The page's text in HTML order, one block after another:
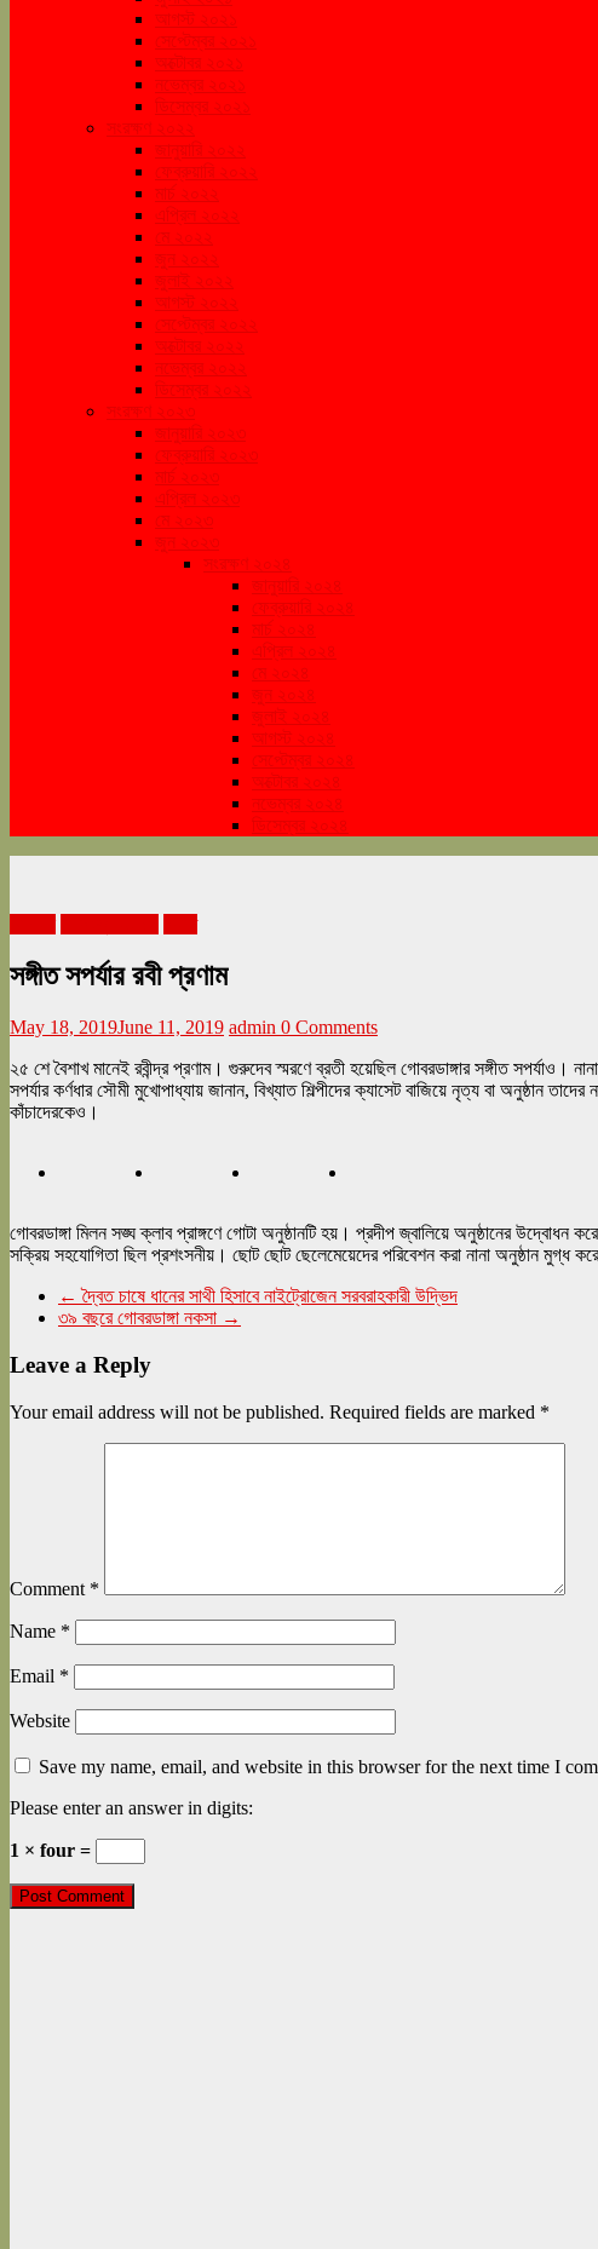
আগস্ট ২০২১
সেপ্টেম্বর ২০২১
অক্টোবর ২০২১
নভেম্বর ২০২১
ডিসেম্বর ২০২১
সংরক্ষণ ২০২২
জানুয়ারি ২০২২
ফেব্রুয়ারি ২০২২
মার্চ ২০২২
এপ্রিল ২০২২
মে ২০২২
জুন ২০২২
জুলাই ২০২২
আগস্ট ২০২২
সেপ্টেম্বর ২০২২
অক্টোবর ২০২২
নভেম্বর ২০২২
ডিসেম্বর ২০২২
সংরক্ষণ ২০২৩
জানুয়ারি ২০২৩
ফেব্রুয়ারি ২০২৩
মার্চ ২০২৩
এপ্রিল ২০২৩
মে ২০২৩
জুন ২০২৩
সংরক্ষণ ২০২৪
জানুয়ারি ২০২৪
ফেব্রুয়ারি ২০২৪
মার্চ ২০২৪
এপ্রিল ২০২৪
মে ২০২৪
জুন ২০২৪
জুলাই ২০২৪
আগস্ট ২০২৪
সেপ্টেম্বর ২০২৪
অক্টোবর ২০২৪
নভেম্বর ২০২৪
ডিসেম্বর ২০২৪
সঙ্গীত সপর্যার রবী প্রণাম
May 18, 2019June 11, 2019 admin 0 Comments
২৫ শে বৈশাখ মানেই রবীন্দ্র প্রণাম। গুরুদেব স্মরণে ব্রতী হয়েছিল গোবরডাঙ্গার সঙ্গীত সপর্যাও।
সপর্যার কর্ণধার সৌমী মুখোপাধ্যায় জানান, বিখ্যাত শিল্পীদের ক্যাসেট বাজিয়ে নৃত্য বা অনুষ্ঠান
কাঁচাদেরকেও।
গোবরডাঙ্গা মিলন সঙ্ঘ ক্লাব প্রাঙ্গণে গোটা অনুষ্ঠানটি হয়। প্রদীপ জ্বালিয়ে অনুষ্ঠানের
সক্রিয় সহযোগিতা ছিল প্রশংসনীয়। ছোট ছোট ছেলেমেয়েদের পরিবেশন করা নানা অনুষ্ঠান
← দ্বৈত চাষে ধানের সাথী হিসাবে নাইট্রোজেন সরবরাহকারী উদ্ভিদ
৩৯ বছরে গোবরডাঙ্গা নকসা →
Leave a Reply
Your email address will not be published. Required fields are marked *
Comment *
Name *
Email *
Website
Save my name, email, and website in this browser for the next time I
Please enter an answer in digits:
1 × four =